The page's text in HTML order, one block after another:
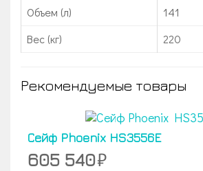
Объем (л)
141
Вес (кг)
220
Рекомендуемые товары
Сейф Phoenix HS3556E
605 540